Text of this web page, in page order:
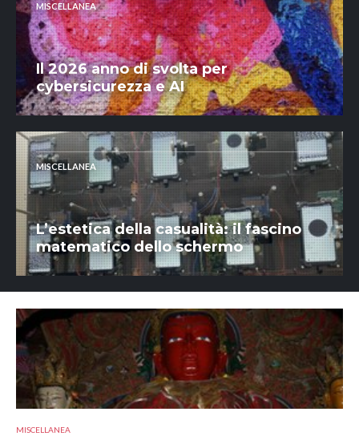
MISCELLANEA
Il 2026 anno di svolta per
cybersicurezza e AI
MISCELLANEA
L’estetica della casualità: il fascino
matematico dello schermo
MISCELLANEA